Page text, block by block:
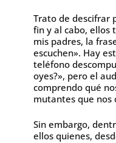
Trato de descifrar
fin y al cabo, ellos
mis padres, la
escuchen». Hay
teléfono
oyes?», pero el
comprendo qué
mutantes que nos
Sin embargo,
ellos quienes,